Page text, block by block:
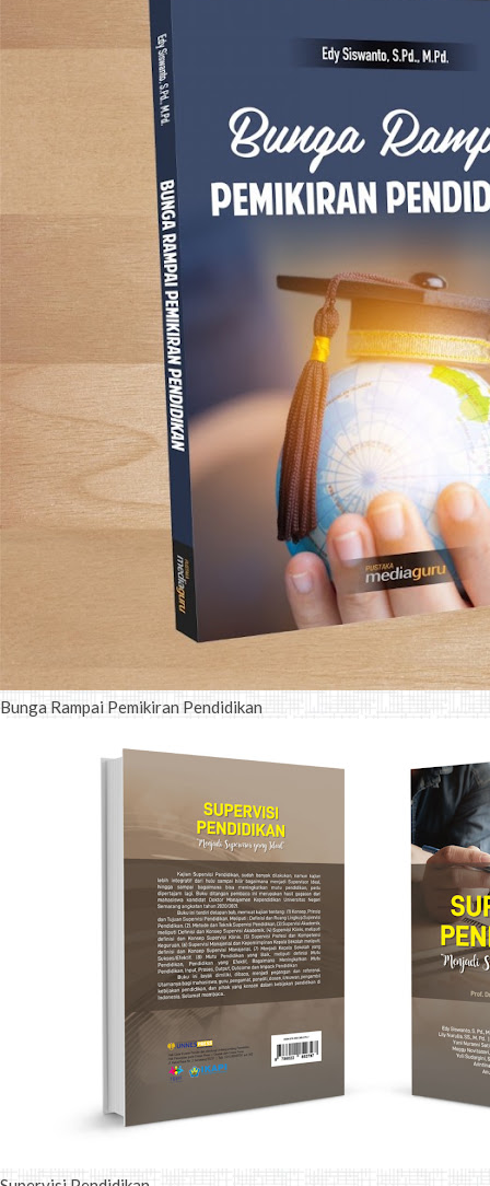
Bunga Rampai Pemikiran Pendidikan